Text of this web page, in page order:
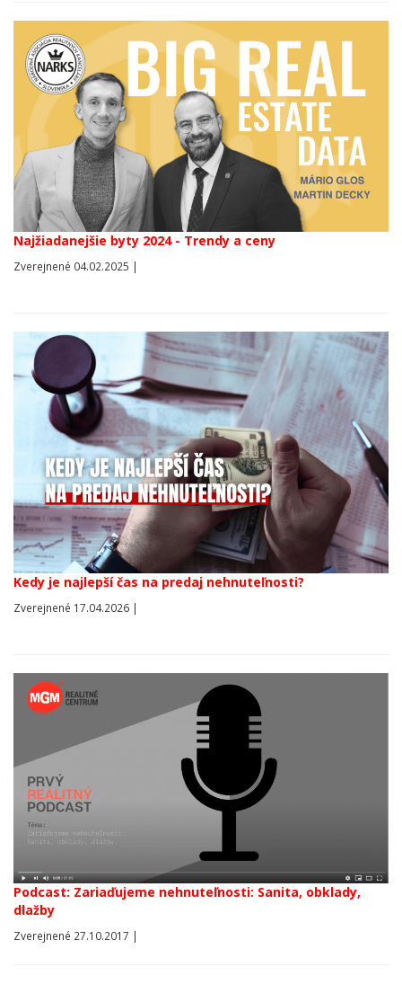
Najžiadanejšie byty 2024 - Trendy a ceny
Zverejnené 04.02.2025 |
Kedy je najlepší čas na predaj nehnuteľnosti?
Zverejnené 17.04.2026 |
Podcast: Zariaďujeme nehnuteľnosti: Sanita, obklady,
dlažby
Zverejnené 27.10.2017 |